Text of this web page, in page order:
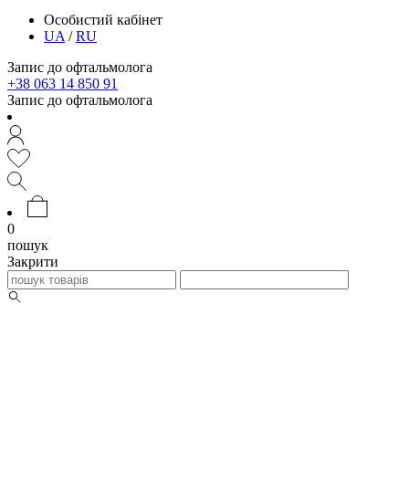
Особистий кабінет
UA /RU
Запис до офтальмолога
+38 063 14 850 91
Запис до офтальмолога
0
пошук
Закрити